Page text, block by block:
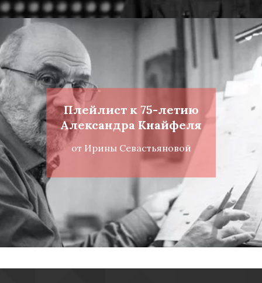
Плейлист к 75-летию
Александра Кнайфеля
от Ирины Севастьяновой